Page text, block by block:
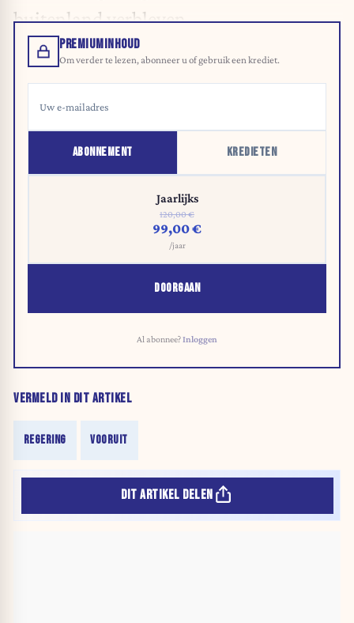
buitenland verbleven.
PREMIUMINHOUD
Om verder te lezen, abonneer u of gebruik een krediet.
ABONNEMENT KREDIETEN
Jaarlijks
120,00 €
99,00 €
/jaar
DOORGAAN
Al abonnee?Inloggen
VERMELD IN DIT ARTIKEL
REGERING VOORUIT
DIT ARTIKEL DELEN